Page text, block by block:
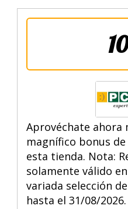
Aprovéchate ahora
magnífico bonus
esta tienda. Nota:
solamente válido
variada selección
hasta el 31/08/2026.